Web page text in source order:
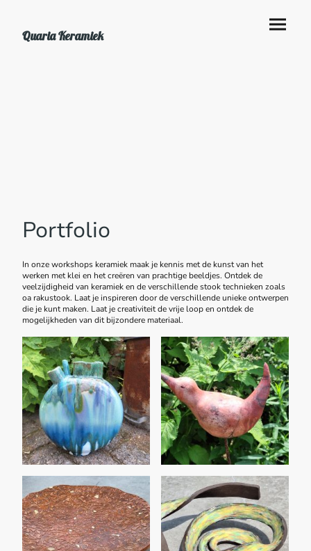
Quaria Keramiek
Portfolio
In onze workshops keramiek maak je kennis met de kunst van het
werken met klei en het creëren van prachtige beeldjes. Ontdek de
veelzijdigheid van keramiek en de verschillende stook technieken zoals
oa rakustook. Laat je inspireren door de verschillende unieke ontwerpen
die je kunt maken. Laat je creativiteit de vrije loop en ontdek de
mogelijkheden van dit bijzondere materiaal.